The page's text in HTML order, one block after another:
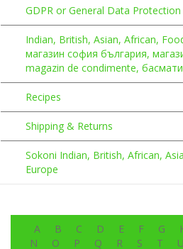
GDPR or General Data
Indian, British, Asian, African,
магазин софия българия,
magazin de condimente,
Recipes
Shipping & Returns
Sokoni Indian, British, African,
Europe
A B C D E F G
N
O P Q R S T U